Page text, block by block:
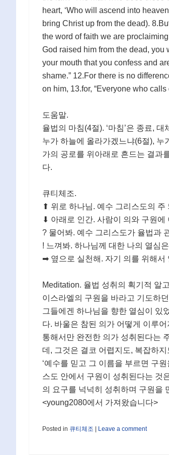
heart, ‘Who will ascend into
bring Christ up from the dead).
the word of faith we are
God raised him from the dead,
your mouth that you confess and
shame.” 12.For there is no
on him, 13.for, “Everyone who
도움말.
율법의 마침(4절). ‘마침’은 종료,
누가 하늘에 올라가겠느냐(6절),
가의 공로를 위아래로 흔드는 결과
다.
큐티체조.
⬆ 위로 하나님. 예수 그리스도의
⬇ 아래로 인간. 사람이 의와 구원
? 물어봐. 예수 그리스도가 율법과
! 느껴봐. 하나님께 대한 나의 열심
➡ 옆으로 실천해. 자기 의를 위해서
Meditation. 율법 성취의 획기적 알
이스라엘의 구원을 바라고 기도하
그들에겐 하나님을 향한 열심이 있
다. 바울은 참된 의가 어떻게 이루
통해서만 완전한 의가 성취된다는
데, 그것은 결코 어렵지도, 복잡하
‘예수를 믿고 그 이름을 부르면 구
스도 안에서 구원이 성취된다는 것
의 요구를 넉넉히 성취하며 구원을
<young2080에서 가져왔습니다>
Posted in 큐티체조 | Leave a comment